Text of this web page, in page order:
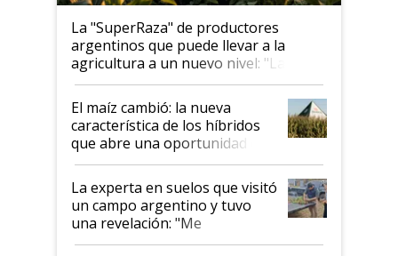
La "SuperRaza" de productores
argentinos que puede llevar a la
agricultura a un nuevo nivel: "Las
posibilidades de crecimiento son
infinitas"
El maíz cambió: la nueva
característica de los híbridos
que abre una oportunidad en
el lote
La experta en suelos que visitó
un campo argentino y tuvo
una revelación: "Me
impresionó mucho"